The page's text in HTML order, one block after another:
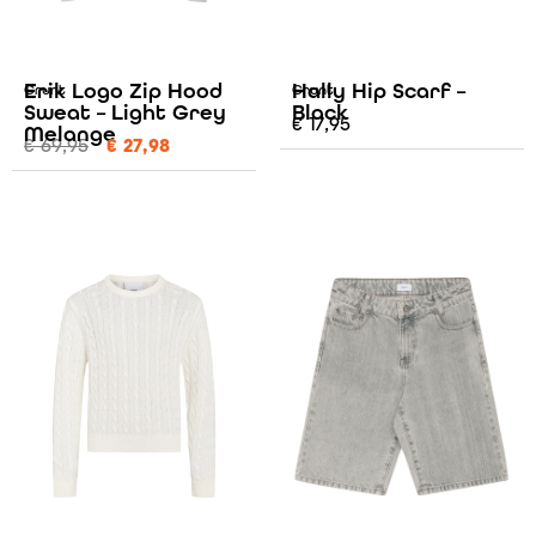
Grunt
Erik Logo Zip Hood
Sweat – Light Grey
Melange
€69,95 € 27,98
Grunt
Hally Hip Scarf –
Black
€17,95